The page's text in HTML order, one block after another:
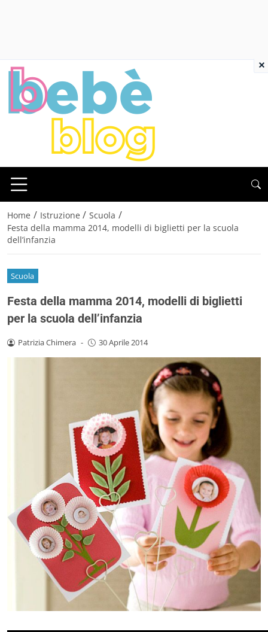
Home / Istruzione / Scuola /
Festa della mamma 2014, modelli di biglietti per la scuola
dell’infanzia
Scuola
Festa della mamma 2014, modelli di biglietti
per la scuola dell’infanzia
Patrizia Chimera - 30 Aprile 2014
×